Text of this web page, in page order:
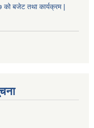
को बजेट तथा कार्यक्रम |